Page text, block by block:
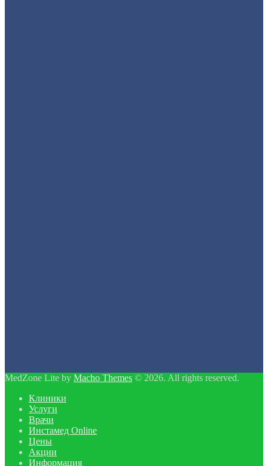
MedZone Lite by Macho Themes © 2026. All rights reserved.
Клиники
Услуги
Врачи
Инстамед Online
Цены
Акции
Информация